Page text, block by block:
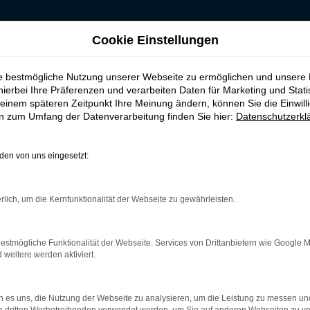
leasen,
ist ganz sicher das passende Fahrzeug für Sie. Der Vorteil
eine herausragende Ausstattung und eine enorme
Import sowie als Gebraucht- oder Jahreswagen.
sind. Wir beraten Sie gerne und stehen Ihnen für all
Cookie Einstellungen
bestmögliche Nutzung unserer Webseite zu ermöglichen und unsere
Ihre Präferenzen und verarbeiten Daten für Marketing und
späteren Zeitpunkt Ihre Meinung ändern, können Sie die
zum Umfang der Datenverarbeitung finden Sie hier:
von uns eingesetzt:
um die Kernfunktionalität der Webseite zu gewährleisten.
Funktionalität der Webseite. Services von Drittanbietern wie Google
weitere werden aktiviert.
es uns, die Nutzung der Webseite zu analysieren, um die Leistung zu messen